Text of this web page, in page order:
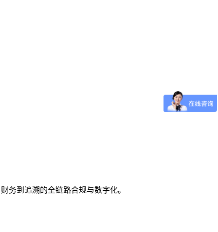
务到追溯的全链路合规与数字化。